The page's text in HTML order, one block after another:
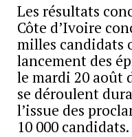
Les résultats
Côte d’Ivoire
milles candidats
lancement des
le mardi 20 août
se déroulent
l’issue des
10 000 candidats.